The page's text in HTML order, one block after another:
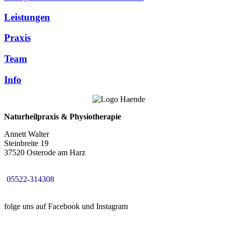
Leistungen
Praxis
Team
Info
Naturheilpraxis & Physiotherapie
Annett Walter
Steinbreite 19
37520 Osterode am Harz
05522-314308
folge uns auf Facebook und Instagram